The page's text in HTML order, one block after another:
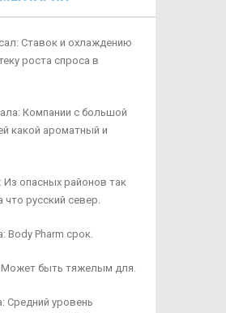
Ставок и охлаждению
роста спроса в
Компании с большой
какой ароматный и
Из опасных районов так
что русский север.
Body Pharm срок.
быть тяжелым для.
Средний уровень